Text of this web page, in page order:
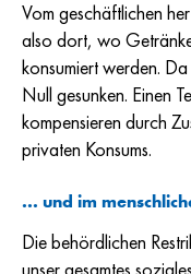
Vom geschäftlichen
also dort, wo
konsumiert werden.
Null gesunken. Einen
kompensieren durch
privaten Konsums.
... und im
Die behördlichen